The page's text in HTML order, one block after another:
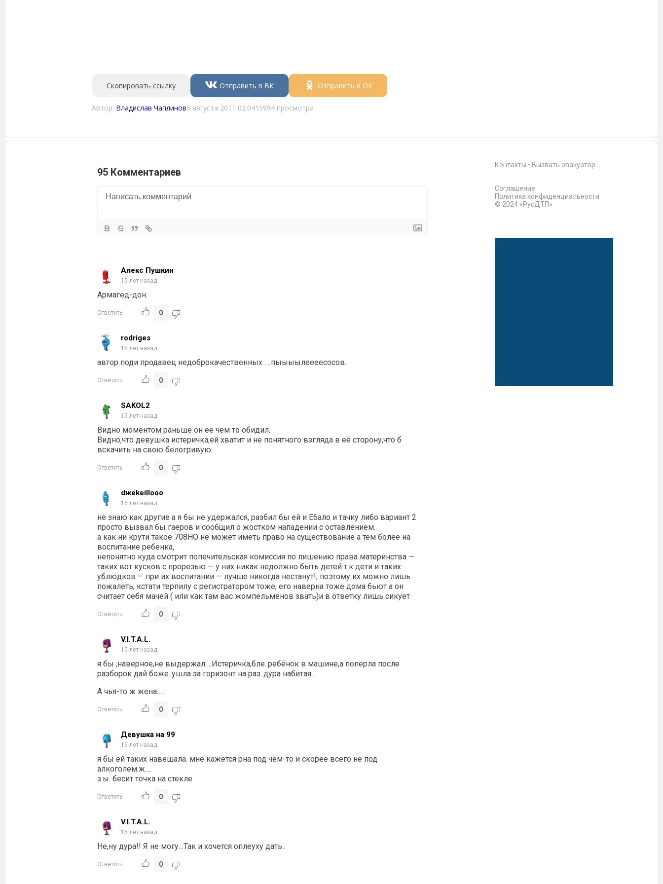
Скопировать ссылку Отправить в ВК Отправить в ОК
Автор: Владислав Чаплинов5 августа 2011 02:0415994 просмотра
95 Комментариев
Алекс Пушкин
15 лет назад
Армагед-дон.
Ответить 0
rodriges
15 лет назад
автор поди продавец недоброкачественных ….пыыыылеееесосов.
Ответить 0
SAKOL2
15 лет назад
Видно моментом раньше он её чем то обидил.
Видно,что девушка истеричка,ей хватит и не понятного взгляда в её сторону,что б
вскачить на свою белогривую.
Ответить 0
dжеkeillooo
15 лет назад
не знаю как другие а я бы не удержался, разбил бы ей и E6aло и тачку либо вариант 2
просто вызвал бы гаеров и сообщил о жостком нападении с оставлением..
а как ни крути такое 708HO не может иметь право на существование а тем более на
воспитание ребенка,
непонятно куда смотрит попечительская комиссия по лишению права материнства —
таких вот кусков с прорезью — у них никак недолжно быть детей т.к дети и таких
ублюдков — при их воспитании — лучше никогда нестанут!, поэтому их можно лишь
пожалеть, кстати терпилy с регистратором тоже, его наверна тоже дома бьют а он
считает себя мачей ( или как там вас жомпельменов звать)и в ответку лишь сикует
Ответить 0
V.I.T.A.L.
15 лет назад
я бы ,наверное,не выдержал….Истеричка,бле..ребёнок в машине,а попёрла после
разборок дай боже..ушла за горизонт на раз..дура набитая..
А чья-то ж жена…..
Ответить 0
Девушка на 99
15 лет назад
я бы ей таких навешала. мне кажется рна под чем-то и скорее всего не под
алкоголем.ж….
з.ы. бесит точка на стекле
Ответить 0
V.I.T.A.L.
15 лет назад
Не,ну дура!! Я не могу…Так и хочется оплеуху дать..
Ответить 0
Контакты • Вызвать эвакуатор
Соглашение
Политика конфиденциальности
© 2024 «РусДТП»